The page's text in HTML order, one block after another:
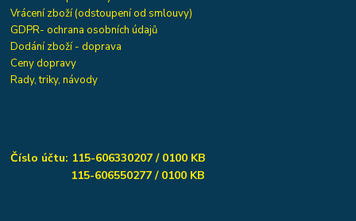
Vrácení zboží (odstoupení od smlouvy)
GDPR- ochrana osobních údajů
Dodání zboží - doprava
Ceny dopravy
Rady, triky, návody
Číslo účtu: 115-606330207 / 0100 KB
115-606550277 / 0100 KB